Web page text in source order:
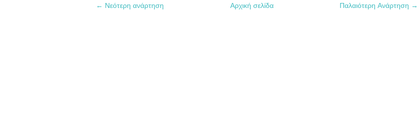
← Νεότερη ανάρτηση Παλαιότερη Ανάρτηση →
Αρχική σελίδα